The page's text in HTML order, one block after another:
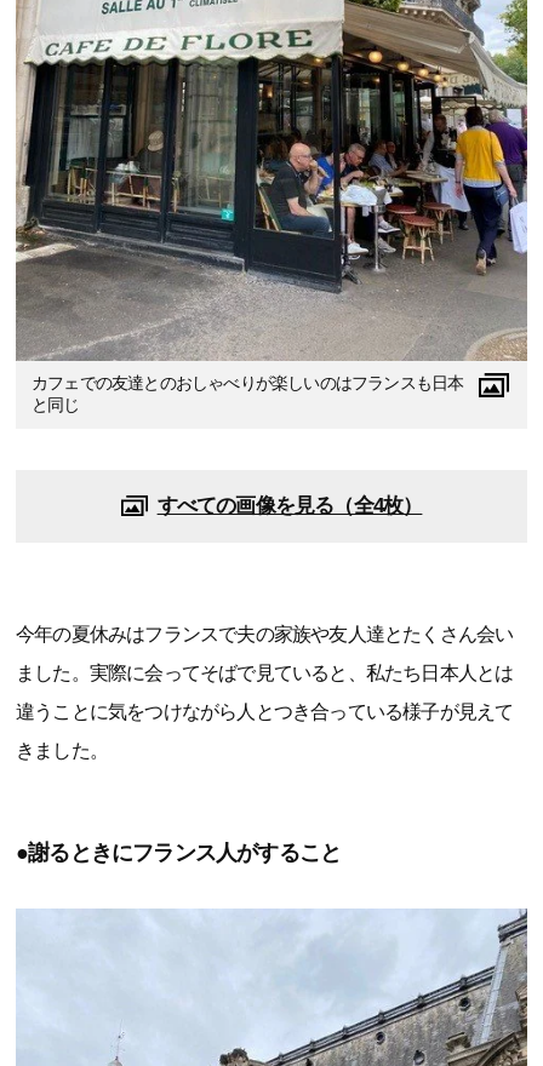
カフェでの友達とのおしゃべりが楽しいのはフランスも日本
と同じ
すべての画像を見る（全4枚）
今年の夏休みはフランスで夫の家族や友人達とたくさん会い
ました。実際に会ってそばで見ていると、私たち日本人とは
違うことに気をつけながら人とつき合っている様子が見えて
きました。
●謝るときにフランス人がすること